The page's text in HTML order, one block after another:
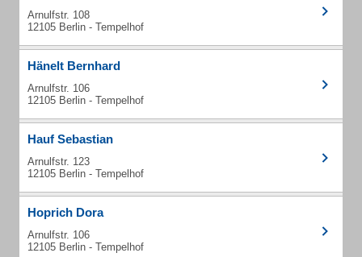
Arnulfstr. 108
12105 Berlin - Tempelhof
Hänelt Bernhard
Arnulfstr. 106
12105 Berlin - Tempelhof
Hauf Sebastian
Arnulfstr. 123
12105 Berlin - Tempelhof
Hoprich Dora
Arnulfstr. 106
12105 Berlin - Tempelhof